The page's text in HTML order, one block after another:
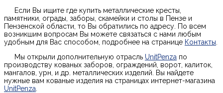
Если Вы ищите где купить металлические кресты,
памятники, ограды, заборы, скамейки и столы в Пензе и
Пензенской области, то Вы обратились по адресу. По всем
возникшим вопросам Вы можете связаться с нами любым
удобным для Вас способом, подробнее на странице Контакты
Мы открыли дополнительную отрасль UnitPenza по
производству кованых заборов, ограждений, ворот, калиток,
мангалов, урн, и др. металлических изделий. Вы найдете
нужные вам кованые изделия на страницах интернет-магазина
UnitPenza